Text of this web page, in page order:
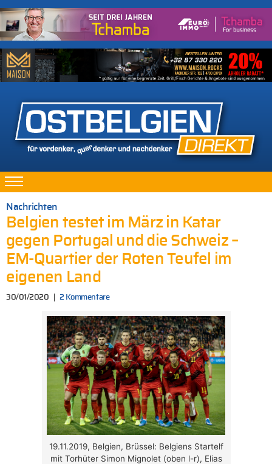
Nachrichten
Belgien testet im März in Katar
gegen Portugal und die Schweiz –
EM-Quartier der Roten Teufel im
eigenen Land
30/01/2020 2 Kommentare
19.11.2019, Belgien, Brüssel: Belgiens Startelf
mit Torhüter Simon Mignolet (oben l-r), Elias